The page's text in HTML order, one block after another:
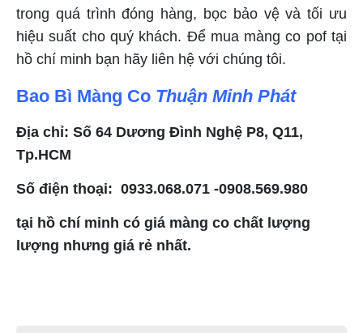
trong quá trình đóng hàng, bọc bảo vệ và tối ưu
hiệu suất cho quý khách. Để mua màng co pof tại
hồ chí minh bạn hãy liên hệ với chúng tôi.
Bao Bì Màng Co Thuận Minh Phát
Địa chỉ: Số 64 Dương Đình Nghệ P8, Q11,
Tp.HCM
Số điện thoại: 0933.068.071 -0908.569.980
tại hồ chí minh có giá màng co chất lượng
lượng nhưng giá rẻ nhất.